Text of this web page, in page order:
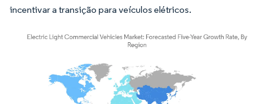
incentivar a transição para veículos elétricos.